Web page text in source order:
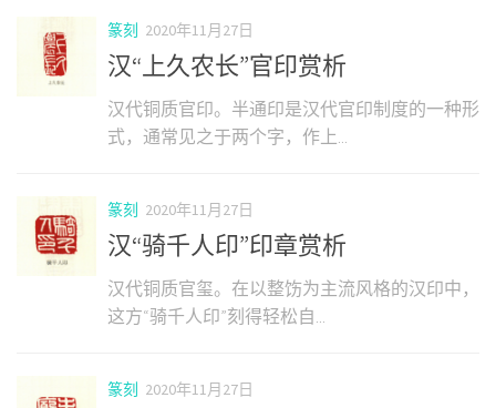
篆刻 2020年11月27日
汉“上久农长”官印赏析
汉代铜质官印。半通印是汉代官印制度的一种形
式，通常见之于两个字，作上...
篆刻 2020年11月27日
汉“骑千人印”印章赏析
汉代铜质官玺。在以整饬为主流风格的汉印中，
这方“骑千人印”刻得轻松自...
篆刻 2020年11月27日